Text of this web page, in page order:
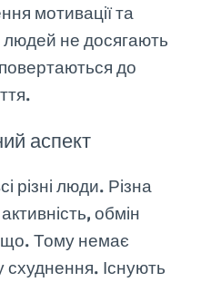
мотивації та
людей не досягають
до
аспект
різні люди. Різна
обмін
Тому немає
схуднення. Існують